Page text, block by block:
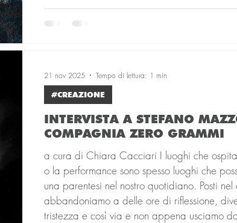
INTERVISTA A STEFANO
COMPAGNIA ZERO GRAMMI
a cura di Chiara Cacciari I luoghi che
o la performance sono spesso luoghi che
una parentesi nel nostro quotidiano. Posti
abbandoniamo a delle ore di riflessione,
tristezza e così via e non appena usciamo
#CREAZIONE
21 nov 2025 Tempo di lettura: 1 min